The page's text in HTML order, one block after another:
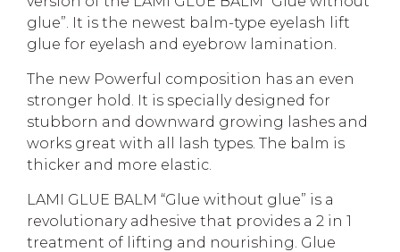
glue”. It is the newest balm-type eyelash lift
glue for eyelash and eyebrow lamination.
The new Powerful composition has an even
stronger hold. It is specially designed for
stubborn and downward growing lashes and
works great with all lash types. The balm is
thicker and more elastic.
LAMI GLUE BALM “Glue without glue” is a
revolutionary adhesive that provides a 2 in 1
treatment of lifting and nourishing. Glue